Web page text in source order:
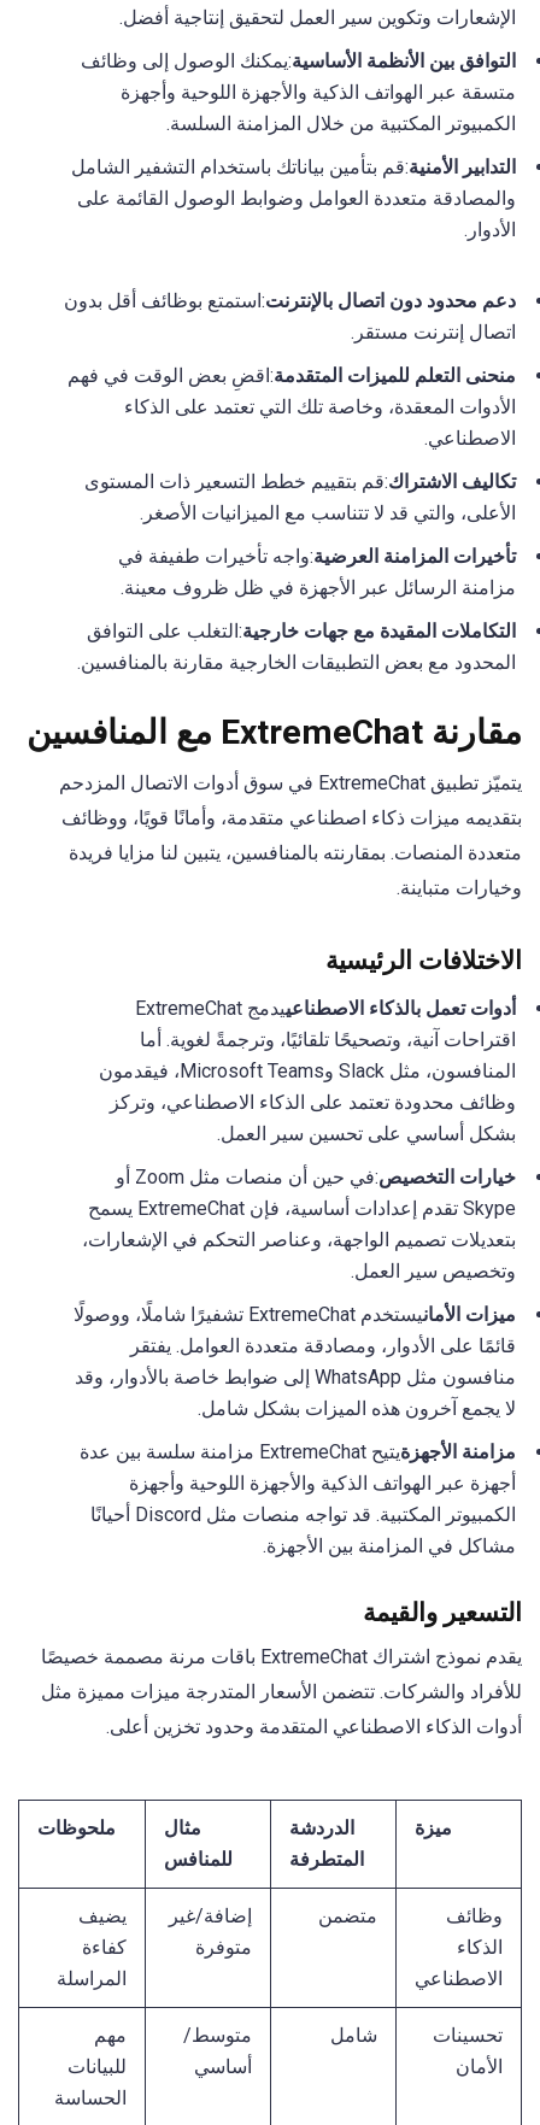
الإشعارات وتكوين سير العمل لتحقيق إنتاجية أفضل.
التوافق بين الأنظمة الأساسية:يمكنك الوصول إلى وظائف
متسقة عبر الهواتف الذكية والأجهزة اللوحية وأجهزة
الكمبيوتر المكتبية من خلال المزامنة السلسة.
التدابير الأمنية:قم بتأمين بياناتك باستخدام التشفير الشامل
والمصادقة متعددة العوامل وضوابط الوصول القائمة على
الأدوار.
دعم محدود دون اتصال بالإنترنت:استمتع بوظائف أقل بدون
اتصال إنترنت مستقر.
منحنى التعلم للميزات المتقدمة:اقضِ بعض الوقت في فهم
الأدوات المعقدة، وخاصة تلك التي تعتمد على الذكاء
الاصطناعي.
تكاليف الاشتراك:قم بتقييم خطط التسعير ذات المستوى
الأعلى، والتي قد لا تتناسب مع الميزانيات الأصغر.
تأخيرات المزامنة العرضية:واجه تأخيرات طفيفة في
مزامنة الرسائل عبر الأجهزة في ظل ظروف معينة.
التكاملات المقيدة مع جهات خارجية:التغلب على التوافق
المحدود مع بعض التطبيقات الخارجية مقارنة بالمنافسين.
مقارنة ExtremeChat مع المنافسين
يتميّز تطبيق ExtremeChat في سوق أدوات الاتصال المزدحم
بتقديمه ميزات ذكاء اصطناعي متقدمة، وأمانًا قويًا، ووظائف
متعددة المنصات. بمقارنته بالمنافسين، يتبين لنا مزايا فريدة
وخيارات متباينة.
الاختلافات الرئيسية
أدوات تعمل بالذكاء الاصطناعي
يدمج ExtremeChat
اقتراحات آنية، وتصحيحًا تلقائيًا، وترجمةً لغوية. أما
المنافسون، مثل Slack وMicrosoft Teams، فيقدمون
وظائف محدودة تعتمد على الذكاء الاصطناعي، وتركز
بشكل أساسي على تحسين سير العمل.
خيارات التخصيص
:في حين أن منصات مثل Zoom أو
Skype تقدم إعدادات أساسية، فإن ExtremeChat يسمح
بتعديلات تصميم الواجهة، وعناصر التحكم في الإشعارات،
وتخصيص سير العمل.
ميزات الأمان
يستخدم ExtremeChat تشفيرًا شاملًا، ووصولًا
قائمًا على الأدوار، ومصادقة متعددة العوامل. يفتقر
منافسون مثل WhatsApp إلى ضوابط خاصة بالأدوار، وقد
لا يجمع آخرون هذه الميزات بشكل شامل.
مزامنة الأجهزة
يتيح ExtremeChat مزامنة سلسة بين عدة
أجهزة عبر الهواتف الذكية والأجهزة اللوحية وأجهزة
الكمبيوتر المكتبية. قد تواجه منصات مثل Discord أحيانًا
مشاكل في المزامنة بين الأجهزة.
التسعير والقيمة
يقدم نموذج اشتراك ExtremeChat باقات مرنة مصممة خصيصًا
للأفراد والشركات. تتضمن الأسعار المتدرجة ميزات مميزة مثل
أدوات الذكاء الاصطناعي المتقدمة وحدود تخزين أعلى.
ميزة
الدردشة
المتطرفة
مثال
للمنافس
ملحوظات
وظائف
الذكاء
الاصطناعي
متضمن
إضافة/غير
متوفرة
يضيف
كفاءة
المراسلة
تحسينات
الأمان
شامل
متوسط/
أساسي
مهم
للبيانات
الحساسة